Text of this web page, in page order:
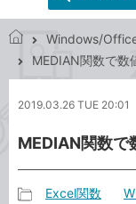
で
ネ
ト
Windows/
MEDIAN関数で数
2019.03.26 TUE 20:01
MEDIAN関数で
Excel関数